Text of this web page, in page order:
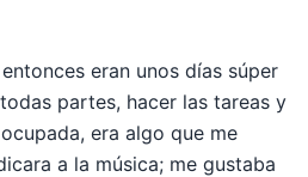
eran unos días súper
partes, hacer las tareas y
era algo que me
a la música; me gustaba